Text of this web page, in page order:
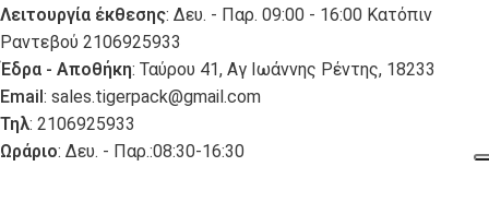
Λειτουργία έκθεσης: Δευ. - Παρ. 09:00 - 16:00 Κατόπιν
Ραντεβού 2106925933
Έδρα - Αποθήκη: Ταύρου 41, Αγ Ιωάννης Ρέντης, 18233
Email : sales.tigerpack@gmail.com
Τηλ: 2106925933
Ωράριο: Δευ. - Παρ.:08:30-16:30